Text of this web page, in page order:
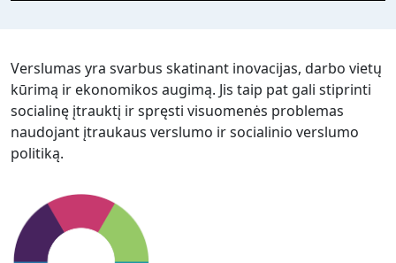
Verslumas yra svarbus skatinant inovacijas, darbo vietų
kūrimą ir ekonomikos augimą. Jis taip pat gali stiprinti
socialinę įtrauktį ir spręsti visuomenės problemas
naudojant įtraukaus verslumo ir socialinio verslumo
politiką.